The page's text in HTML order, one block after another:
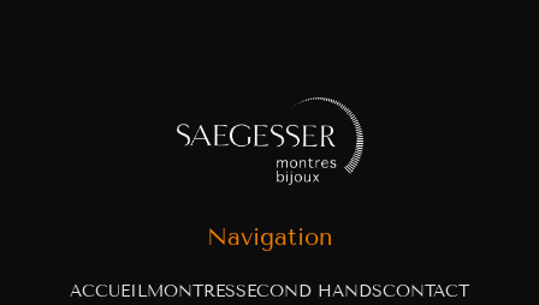
Navigation
ACCUEILMONTRESSECOND HANDSCONTACT